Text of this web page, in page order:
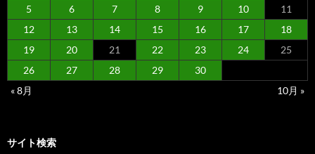
5
6 7 8 9 10
11
12
13 14 15 16 17
18
19
20 21 22 23 24
25
26
27 28 29
30
« 8月
10月 »
サイト検索